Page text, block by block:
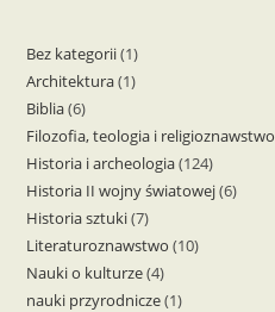
Bez kategorii 11
produkt
Architektura 11
Biblia 66
produktów
Filozofia, teologia i religioznawstwo
Historia i archeologia 124124
produkty
Historia II wojny światowej 66
Historia sztuki 77
produktów
Literaturoznawstwo 1010
Nauki o kulturze 44
produkty
nauki przyrodnicze 11